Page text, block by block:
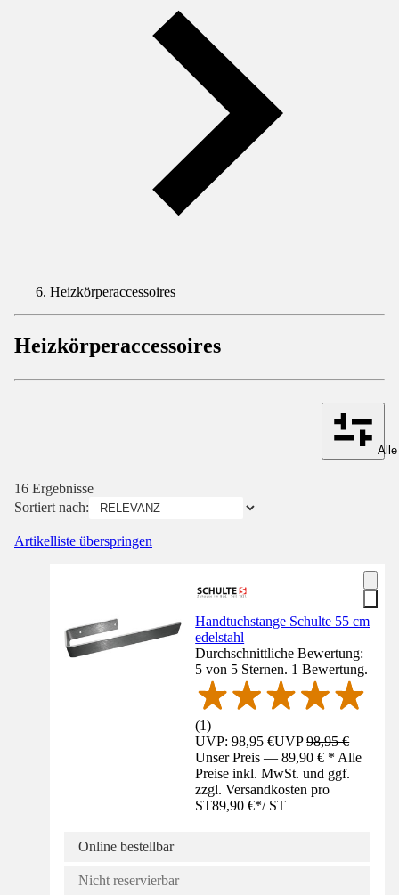
Heizkörperaccessoires
Heizkörperaccessoires
16 Ergebnisse
Sortiert nach:
Artikelliste überspringen
Handtuchstange Schulte 55 cm
edelstahl
Durchschnittliche Bewertung:
5 von 5 Sternen. 1 Bewertung.
(1)
UVP: 98,95 €UVP98,95 €
Unser Preis — 89,90 € * Alle
Preise inkl. MwSt. und ggf.
zzgl. Versandkosten pro
ST89,90 €*/ ST
Online bestellbar
Nicht reservierbar